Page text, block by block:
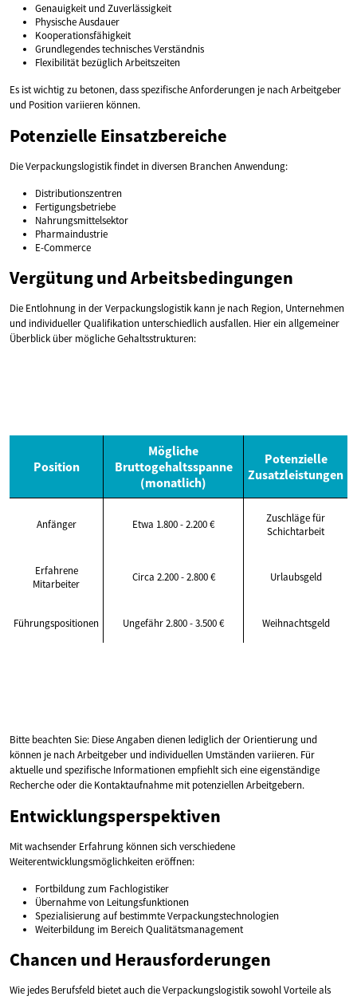
Genauigkeit und Zuverlässigkeit
Physische Ausdauer
Kooperationsfähigkeit
Grundlegendes technisches Verständnis
Flexibilität bezüglich Arbeitszeiten
Es ist wichtig zu betonen, dass spezifische Anforderungen je nach Arbeitgeber
und Position variieren können.
Potenzielle Einsatzbereiche
Die Verpackungslogistik findet in diversen Branchen Anwendung:
Distributionszentren
Fertigungsbetriebe
Nahrungsmittelsektor
Pharmaindustrie
E-Commerce
Vergütung und Arbeitsbedingungen
Die Entlohnung in der Verpackungslogistik kann je nach Region, Unternehmen
und individueller Qualifikation unterschiedlich ausfallen. Hier ein allgemeiner
Überblick über mögliche Gehaltsstrukturen:
Position
Mögliche
Bruttogehaltsspanne
(monatlich)
Potenzielle
Zusatzleistungen
Anfänger Etwa 1.800 - 2.200 €
Zuschläge für
Schichtarbeit
Erfahrene
Mitarbeiter
Circa 2.200 - 2.800 € Urlaubsgeld
Führungspositionen Ungefähr 2.800 - 3.500 € Weihnachtsgeld
Bitte beachten Sie: Diese Angaben dienen lediglich der Orientierung und
können je nach Arbeitgeber und individuellen Umständen variieren. Für
aktuelle und spezifische Informationen empfiehlt sich eine eigenständige
Recherche oder die Kontaktaufnahme mit potenziellen Arbeitgebern.
Entwicklungsperspektiven
Mit wachsender Erfahrung können sich verschiedene
Weiterentwicklungsmöglichkeiten eröffnen:
Fortbildung zum Fachlogistiker
Übernahme von Leitungsfunktionen
Spezialisierung auf bestimmte Verpackungstechnologien
Weiterbildung im Bereich Qualitätsmanagement
Chancen und Herausforderungen
Wie jedes Berufsfeld bietet auch die Verpackungslogistik sowohl Vorteile als